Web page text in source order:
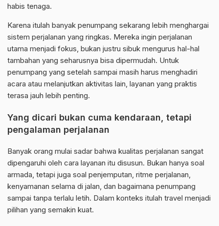
habis tenaga.
Karena itulah banyak penumpang sekarang lebih menghargai
sistem perjalanan yang ringkas. Mereka ingin perjalanan
utama menjadi fokus, bukan justru sibuk mengurus hal-hal
tambahan yang seharusnya bisa dipermudah. Untuk
penumpang yang setelah sampai masih harus menghadiri
acara atau melanjutkan aktivitas lain, layanan yang praktis
terasa jauh lebih penting.
Yang dicari bukan cuma kendaraan, tetapi
pengalaman perjalanan
Banyak orang mulai sadar bahwa kualitas perjalanan sangat
dipengaruhi oleh cara layanan itu disusun. Bukan hanya soal
armada, tetapi juga soal penjemputan, ritme perjalanan,
kenyamanan selama di jalan, dan bagaimana penumpang
sampai tanpa terlalu letih. Dalam konteks itulah travel menjadi
pilihan yang semakin kuat.